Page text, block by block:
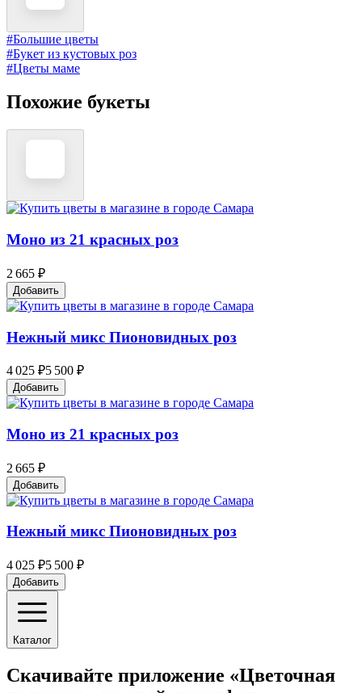
#Большие цветы
#Букет из кустовых роз
#Цветы маме
Похожие букеты
Моно из 21 красных роз
2 665 ₽
Добавить
Нежный микс Пионовидных роз
4 025 ₽5 500 ₽
Добавить
Моно из 21 красных роз
2 665 ₽
Добавить
Нежный микс Пионовидных роз
4 025 ₽5 500 ₽
Добавить
Каталог
Скачивайте приложение «Цветочная